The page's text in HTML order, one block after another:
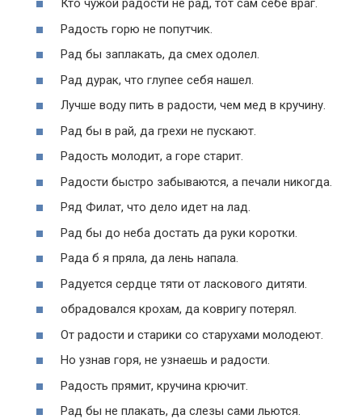
Кто чужой радости не рад, тот сам себе враг.
Радость горю не попутчик.
Рад бы заплакать, да смех одолел.
Рад дурак, что глупее себя нашел.
Лучше воду пить в радости, чем мед в кручину.
Рад бы в рай, да грехи не пускают.
Радость молодит, а горе старит.
Радости быстро забываются, а печали никогда.
Ряд Филат, что дело идет на лад.
Рад бы до неба достать да руки коротки.
Рада б я пряла, да лень напала.
Радуется сердце тяти от ласкового дитяти.
обрадовался крохам, да ковригу потерял.
От радости и старики со старухами молодеют.
Но узнав горя, не узнаешь и радости.
Радость прямит, кручина крючит.
Рад бы не плакать, да слезы сами льются.